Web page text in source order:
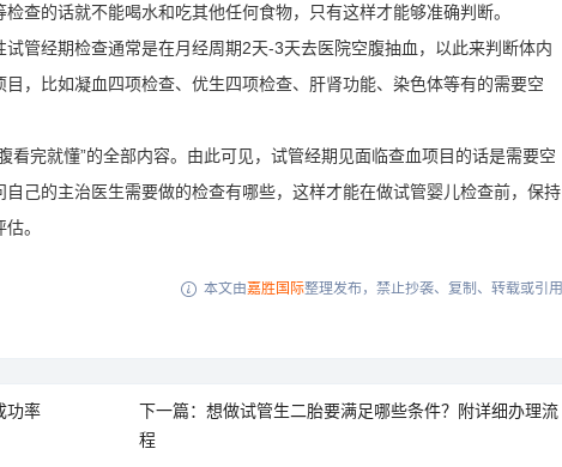
查的话就不能喝水和吃其他任何食物，只有这样才能够准确判断。
管经期检查通常是在月经周期2天-3天去医院空腹抽血，以此来判断体内
，比如凝血四项检查、优生四项检查、肝肾功能、染色体等有的需要空
看完就懂”的全部内容。由此可见，试管经期见面临查血项目的话是需要空
己的主治医生需要做的检查有哪些，这样才能在做试管婴儿检查前，保持
。
 本文由嘉胜国际整理发布，禁止抄袭、复制、转载或引用
功率
下一篇：想做试管生二胎要满足哪些条件？附详细办理流
程